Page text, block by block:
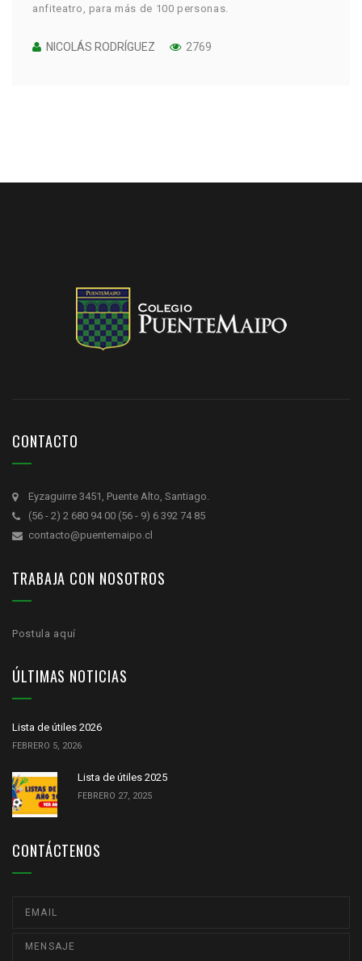
anfiteatro, para más de 100 personas.
NICOLÁS RODRÍGUEZ 2769
CONTACTO
Eyzaguirre 3451, Puente Alto, Santiago.
(56 - 2) 2 680 94 00 (56 - 9) 6 392 74 85
contacto@puentemaipo.cl
TRABAJA CON NOSOTROS
Postula aquí
ÚLTIMAS NOTICIAS
Lista de útiles 2026
FEBRERO 5, 2026
Lista de útiles 2025
FEBRERO 27, 2025
CONTÁCTENOS